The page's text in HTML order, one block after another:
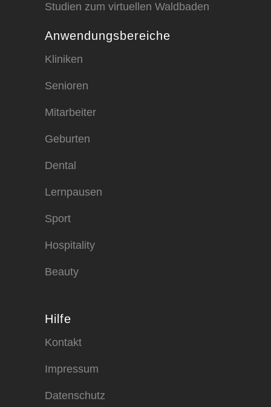
Studien zum virtuellen Waldbaden
Anwendungsbereiche
Kliniken
Senioren
Mitarbeiter
Geburten
Dental
Lernpausen
Sport
Hospitality
Beauty
Hilfe
Kontakt
Impressum
Datenschutz